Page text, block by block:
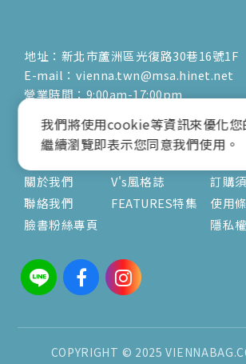
地址：新北市蘆洲區光復路30巷16號1F
E-mail：vienna.twn@msa.hinet.net
營業時間：9:00am-17:00pm
關於
關於我們
聯絡我們
臉書粉絲專頁
文章
V's風格誌
FEATURES特集
服務
訂購
使用
隱私
COPYRIGHT © 2025
我們將使用cookie等資訊來優化您
繼續瀏覽即表示您同意我們使用。